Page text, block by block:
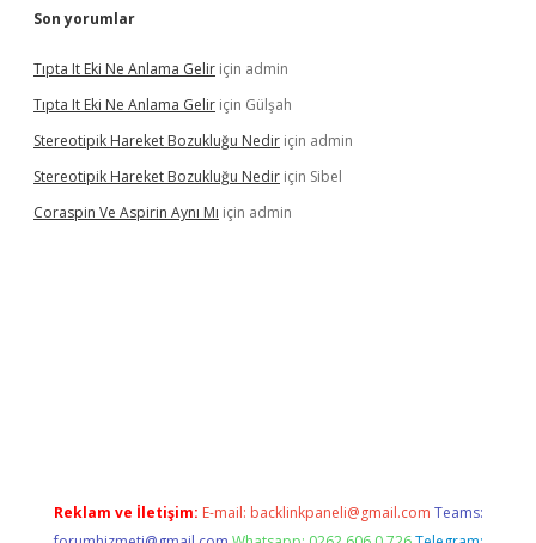
Son yorumlar
Tıpta It Eki Ne Anlama Gelir için admin
Tıpta It Eki Ne Anlama Gelir için Gülşah
Stereotipik Hareket Bozukluğu Nedir için admin
Stereotipik Hareket Bozukluğu Nedir için Sibel
Coraspin Ve Aspirin Aynı Mı için admin
Reklam ve İletişim: E-mail: backlinkpaneli@gmail.com Teams: